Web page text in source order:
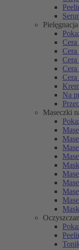
Cera
Cera
Cera
Na
Maseczki